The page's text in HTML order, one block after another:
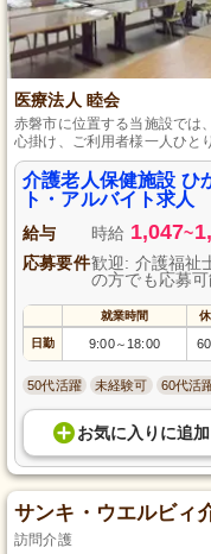
医療法人 睦会
赤磐市に位置する当施設では
心掛け、ご利用者様一人ひと
の皆さんには、日々の生活支
す。未経験者も歓迎し、正社
リアを築きたい方にもぴった
介護老人保健施設 ひ
ト・アルバイト求人
給与 時給 1,047~
応募要件歓迎: 介護福祉
の方でも応募可
就業時間
日勤 9:00～ 18:00
50代活躍 未経験可 60代活
お気に入り に追加
サンキ・ウエルビィ
訪問介護